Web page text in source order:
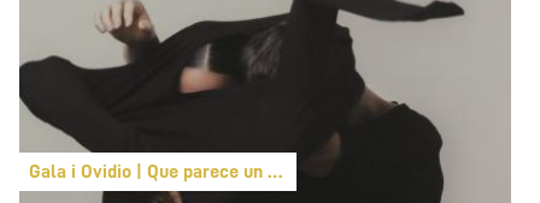
Gala i Ovidio | Que parece un principio